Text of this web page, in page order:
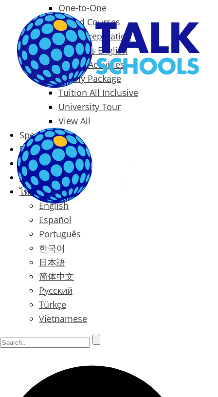
One-to-One
Specialized Courses
Exam Preparation
Business English
Packages & Activities
Family Package
Tuition All Inclusive
University Tour
View All
Special Offers
Prices
Blog
Contact
ไทย
English
Español
Português
한국어
日本語
简体中文
Русский
Türkçe
Vietnamese